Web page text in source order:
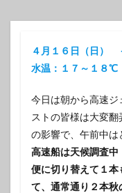
４月１６日（日）
水温：１７～１８
今日は朝から高速
ストの皆様は大変
の影響で、午前中は
高速船は天候調査
便に切り替えて１
て、通常通り２本